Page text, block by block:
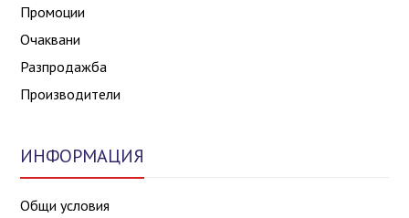
Промоции
Очаквани
Разпродажба
Производители
ИНФОРМАЦИЯ
Общи условия